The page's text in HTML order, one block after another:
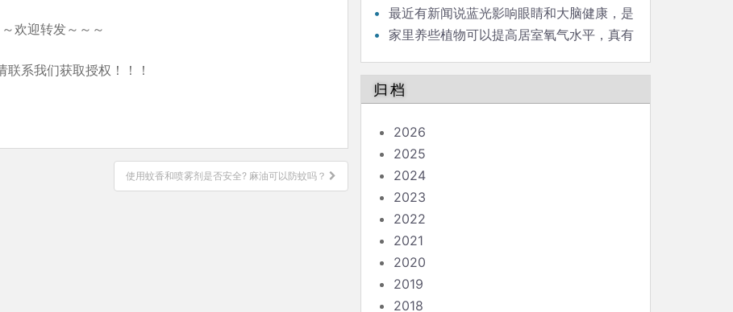
欢迎转发～～～
联系我们获取授权！！！
使用蚊香和喷雾剂是否安全? 麻油可以防蚊吗？
最近有新闻说蓝光影响眼睛和大脑健康，是
真的吗？
家里养些植物可以提高居室氧气水平，真有
归档
2026
2025
2024
2023
2022
2021
2020
2019
2018